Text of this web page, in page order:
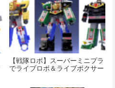
【戦隊ロボ】スーパーミニプラ
でライブロボ＆ライブボクサー